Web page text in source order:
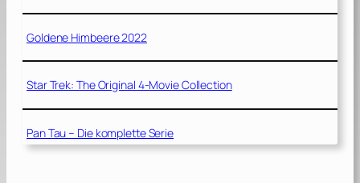
Goldene Himbeere 2022
Star Trek: The Original 4-Movie Collection
Pan Tau – Die komplette Serie